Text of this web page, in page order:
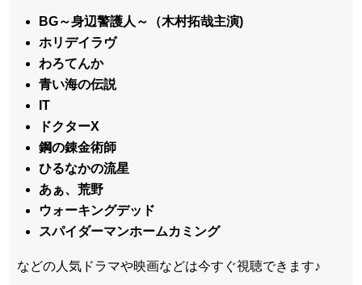
BG～身辺警護人～（木村拓哉主演)
ホリデイラヴ
わろてんか
青い海の伝説
IT
ドクターX
鋼の錬金術師
ひるなかの流星
あぁ、荒野
ウォーキングデッド
スパイダーマンホームカミング
などの人気ドラマや映画などは今すぐ視聴できます♪